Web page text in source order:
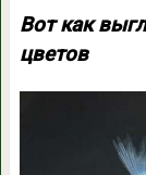
Вот как
цветов